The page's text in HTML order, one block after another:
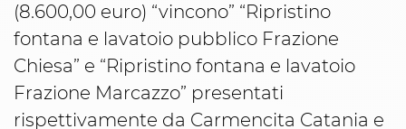
(8.600,00 euro) “vincono” “Ripristino
fontana e lavatoio pubblico Frazione
Chiesa” e “Ripristino fontana e lavatoio
Frazione Marcazzo” presentati
rispettivamente da Carmencita Catania e